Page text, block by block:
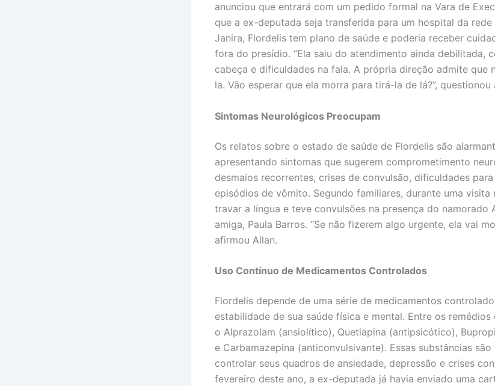
anunciou que entrará com um pedido formal na Vara de
que a ex-deputada seja transferida para um hospital da
Janira, Flordelis tem plano de saúde e poderia receber
fora do presídio. “Ela saiu do atendimento ainda debilitada,
cabeça e dificuldades na fala. A própria direção admite que
la. Vão esperar que ela morra para tirá-la de lá?”, questionou
Sintomas Neurológicos Preocupam
Os relatos sobre o estado de saúde de Flordelis são
apresentando sintomas que sugerem comprometimento
desmaios recorrentes, crises de convulsão, dificuldades
episódios de vômito. Segundo familiares, durante uma visita
travar a língua e teve convulsões na presença do namorado
amiga, Paula Barros. “Se não fizerem algo urgente, ela vai
afirmou Allan.
Uso Contínuo de Medicamentos Controlados
Flordelis depende de uma série de medicamentos
estabilidade de sua saúde física e mental. Entre os remédios
o Alprazolam (ansiolítico), Quetiapina (antipsicótico),
e Carbamazepina (anticonvulsivante). Essas substâncias
controlar seus quadros de ansiedade, depressão e crises
fevereiro deste ano, a ex-deputada já havia enviado uma